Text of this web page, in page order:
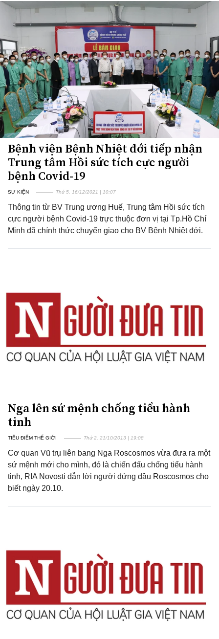
Bệnh viện Bệnh Nhiệt đới tiếp nhận
Trung tâm Hồi sức tích cực người
bệnh Covid-19
SỰ KIỆN Thứ 5, 16/12/2021 | 10:07
Thông tin từ BV Trung ương Huế, Trung tâm Hồi sức tích
cực người bệnh Covid-19 trực thuộc đơn vị tại Tp.Hồ Chí
Minh đã chính thức chuyển giao cho BV Bệnh Nhiệt đới.
Nga lên sứ mệnh chống tiểu hành
tinh
TIÊU ĐIỂM THẾ GIỚI Thứ 2, 21/10/2013 | 19:08
Cơ quan Vũ trụ liên bang Nga Roscosmos vừa đưa ra một
sứ mệnh mới cho mình, đó là chiến đấu chống tiểu hành
tinh, RIA Novosti dẫn lời người đứng đầu Roscosmos cho
biết ngày 20.10.